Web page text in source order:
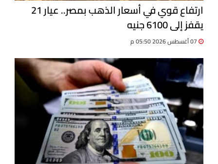
ارتفاع قوي في أسعار الذهب بمصر.. عيار 21
يقفز إلى 6100 جنيه